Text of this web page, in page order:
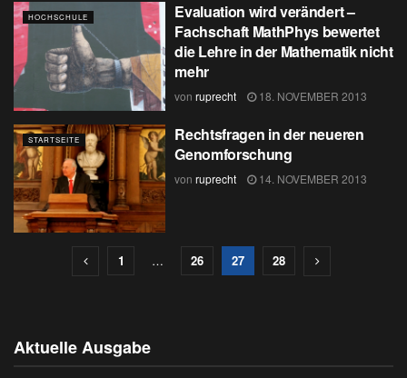
HOCHSCHULE
Evaluation wird verändert –
Fachschaft MathPhys bewertet
die Lehre in der Mathematik nicht
mehr
von ruprecht 18. NOVEMBER 2013
STARTSEITE
Rechtsfragen in der neueren
Genomforschung
von ruprecht 14. NOVEMBER 2013
1 … 26 27 28
Aktuelle Ausgabe